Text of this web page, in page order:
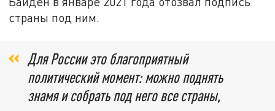
страны под ним.
Для России это благоприятный
политический момент: можно поднять
знамя и собрать под него все страны,